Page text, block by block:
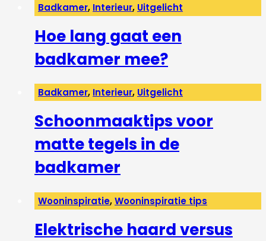
Badkamer, Interieur, Uitgelicht
Hoe lang gaat een
badkamer mee?
Badkamer, Interieur, Uitgelicht
Schoonmaaktips voor
matte tegels in de
badkamer
Wooninspiratie,Wooninspiratie tips
Elektrische haard versus